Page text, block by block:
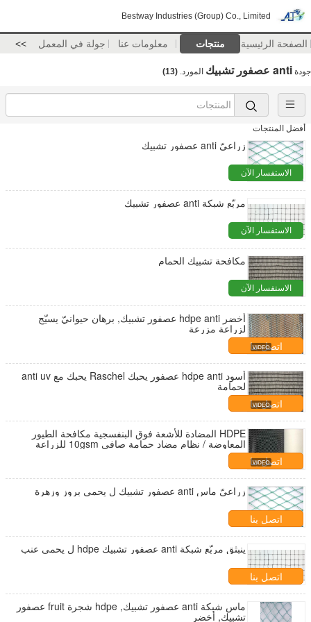
Bestway Industries (Group) Co., Limited
الصفحة الرئيسية منتجات معلومات عنا جولة في المعمل >>
جودة anti عصفور تشبيك المورد. (13)
أفضل المنتجات
زراعيّ anti عصفور تشبيك
الاستفسار الآن
مربّع شبكة anti عصفور تشبيك
الاستفسار الآن
مكافحة تشبيك الحمام
الاستفسار الآن
أخضر hdpe anti عصفور تشبيك, برهان حيوانيّ يسيّج
لزراعة مزرعة
اتصل بنا
أسود hdpe anti عصفور يحبك Raschel يحبك مع anti uv
لحمامة
اتصل بنا
HDPE المضادة للأشعة فوق البنفسجية مكافحة الطيور
المعاوضة / نظام مضاد حمامة صافي 10gsm للزراعة
اتصل بنا
زراعيّ ماس anti عصفور تشبيك ل يحمي بروز وزهرة
اتصل بنا
ينبثق مربّع شبكة anti عصفور تشبيك hdpe ل يحمي عنب
اتصل بنا
ماس شبكة anti عصفور تشبيك, hdpe شجرة fruit عصفور
تشبيك, أخضر